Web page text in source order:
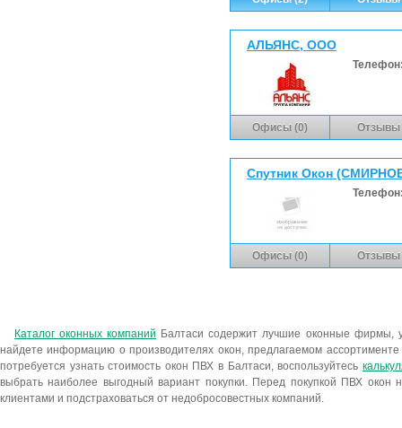
АЛЬЯНС, ООО
Офисы (0) Отзывы
Спутник Окон
Офисы (0) Отзывы
Каталог оконных компаний Балтаси содержит лучшие оконные фирмы,
найдете информацию о производителях окон, предлагаемом
потребуется узнать стоимость окон ПВХ в Балтаси, воспользуйтесь
выбрать наиболее выгодный вариант покупки. Перед покупкой ПВХ окон
клиентами и подстраховаться от недобросовестных компаний.